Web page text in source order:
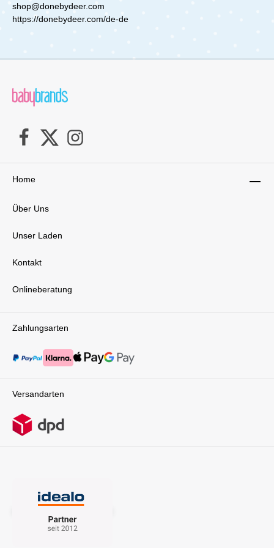
Mahlzeit – ob Obst, Gemüse oder kleine
Naschereien – zu einem besonderen
Set, das einfach Spaß
macht!Lieferumfang:1x Done by Deer - Baby
shop@donebydeer.com
https://donebydeer.com/de-de
Zahlungsarten
Versandarten
Home
Über Uns
Unser Laden
Kontakt
Onlineberatung